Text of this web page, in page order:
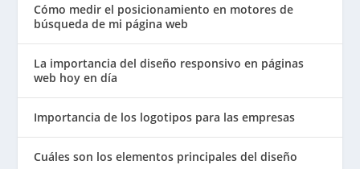
Cómo medir el posicionamiento en motores de
búsqueda de mi página web
La importancia del diseño responsivo en páginas
web hoy en día
Importancia de los logotipos para las empresas
Cuáles son los elementos principales del diseño